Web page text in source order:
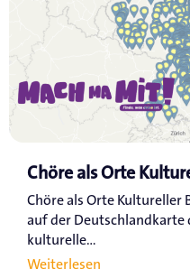
Chöre als Orte
Chöre als Orte Kultureller
auf der Deutschlandkarte
kulturelle...
Weiterlesen